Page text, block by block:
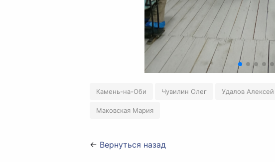
Камень-на-Оби Чувилин Олег Удалов Алексей
Маковская Мария
← Вернуться назад